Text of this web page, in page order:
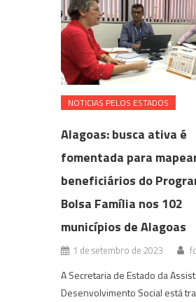
NOTICIAS PELOS ESTADOS
Alagoas: busca ativa é
fomentada para
beneficiários do
Bolsa Família nos 102
municípios de Alagoas
1 de setembro de 2023
A Secretaria de Estado da
Desenvolvimento Social está